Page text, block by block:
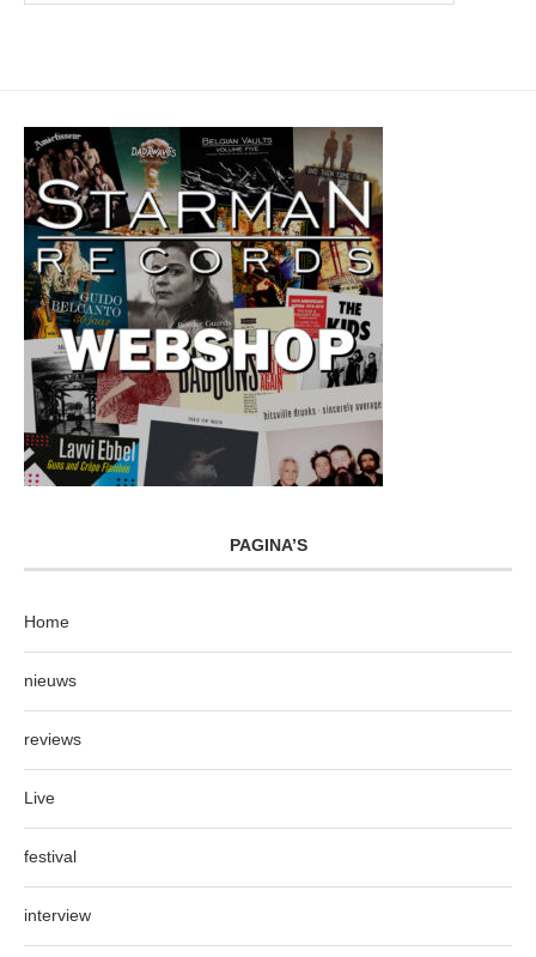
PAGINA’S
Home
nieuws
reviews
Live
festival
interview